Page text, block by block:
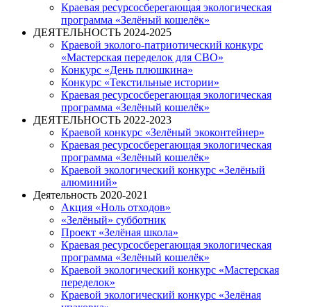
Краевая ресурсосберегающая экологическая
программа «Зелёный кошелёк»
ДЕЯТЕЛЬНОСТЬ 2024-2025
Краевой эколого-патриотический конкурс
«Мастерская переделок для СВО»
Конкурс «День плюшкина»
Конкурс «Текстильные истории»
Краевая ресурсосберегающая экологическая
программа «Зелёный кошелёк»
ДЕЯТЕЛЬНОСТЬ 2022-2023
Краевой конкурс «Зелёный экоконтейнер»
Краевая ресурсосберегающая экологическая
программа «Зелёный кошелёк»
Краевой экологический конкурс «Зелёный
алюминий»
Деятельность 2020-2021
Акция «Ноль отходов»
«Зелёный» субботник
Проект «Зелёная школа»
Краевая ресурсосберегающая экологическая
программа «Зелёный кошелёк»
Краевой экологический конкурс «Мастерская
переделок»
Краевой экологический конкурс «Зелёная